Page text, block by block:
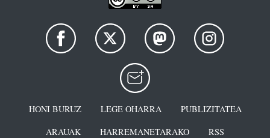
HONI BURUZ LEGE OHARRA
PUBLIZITATEA
ARAUAK
HARREMANETARAKO RSS